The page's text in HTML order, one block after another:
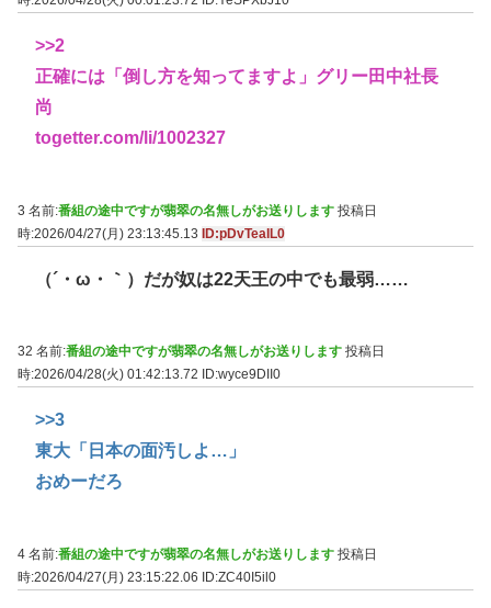
>>2
正確には「倒し方を知ってますよ」グリー田中社長
尚
togetter.com/li/1002327
3 名前:番組の途中ですが翡翠の名無しがお送りします 投稿日
時:2026/04/27(月) 23:13:45.13 ID:pDvTeaIL0
（´・ω・｀）だが奴は22天王の中でも最弱……
32 名前:番組の途中ですが翡翠の名無しがお送りします 投稿日
時:2026/04/28(火) 01:42:13.72
ID:wyce9DII0
>>3
東大「日本の面汚しよ…」
おめーだろ
4 名前:番組の途中ですが翡翠の名無しがお送りします 投稿日
時:2026/04/27(月) 23:15:22.06
ID:ZC40I5il0